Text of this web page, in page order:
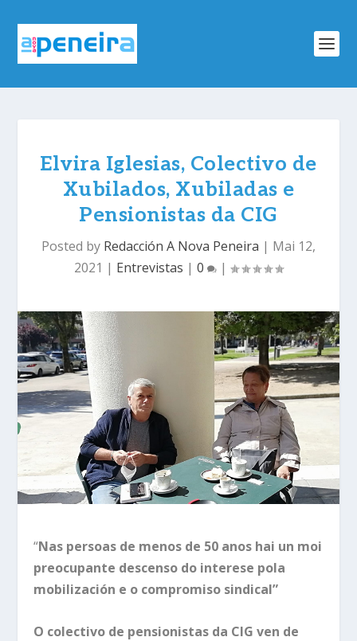
Elvira Iglesias, Colectivo de
Xubilados, Xubiladas e
Pensionistas da CIG
Posted by Redacción A Nova Peneira | Mai 12,
2021 | Entrevistas | 0 |
“Nas persoas de menos de 50 anos hai un moi
preocupante descenso do interese pola
mobilización e o compromiso sindical”
O colectivo de pensionistas da CIG ven de